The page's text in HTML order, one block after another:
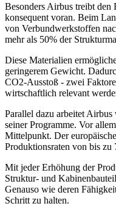
Besonders Airbus treibt den
konsequent voran. Beim
von Verbundwerkstoffen
mehr als 50% der
Diese Materialien
geringerem Gewicht.
CO2-Ausstoß - zwei
wirtschaftlich relevant
Parallel dazu arbeitet
seiner Programme. Vor
Mittelpunkt. Der
Produktionsraten von bis zu
Mit jeder Erhöhung der
Struktur- und
Genauso wie deren
Schritt zu halten.